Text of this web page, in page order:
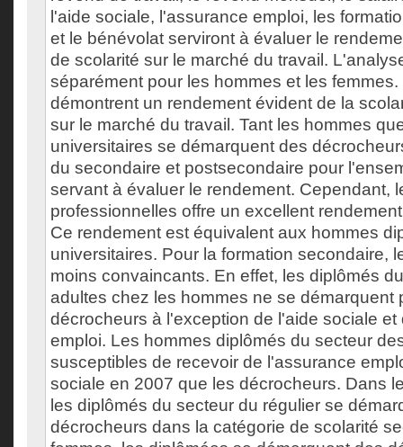
l'aide sociale, l'assurance emploi, les
et le bénévolat serviront à évaluer le
de scolarité sur le marché du travail.
séparément pour les hommes et les
démontrent un rendement évident de la
sur le marché du travail. Tant les hommes
universitaires se démarquent des
du secondaire et postsecondaire pour
servant à évaluer le rendement. Cependant,
professionnelles offre un excellent
Ce rendement est équivalent aux hommes
universitaires. Pour la formation secondaire,
moins convaincants. En effet, les diplômés
adultes chez les hommes ne se démarquent
décrocheurs à l'exception de l'aide sociale et
emploi. Les hommes diplômés du secteur
susceptibles de recevoir de l'assurance
sociale en 2007 que les décrocheurs. Dans
les diplômés du secteur du régulier se
décrocheurs dans la catégorie de scolarité